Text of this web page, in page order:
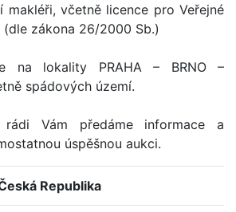
makléři, včetně licence pro Veřejné
zákona 26/2000 Sb.)
na lokality PRAHA – BRNO –
spádových území.
rádi Vám předáme informace a
úspěšnou aukci.
Republika